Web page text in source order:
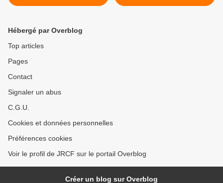
EN VUE >
Hébergé par Overblog
Top articles
Pages
Contact
Signaler un abus
C.G.U.
Cookies et données personnelles
Préférences cookies
Voir le profil de JRCF sur le portail Overblog
Créer un blog sur Overblog